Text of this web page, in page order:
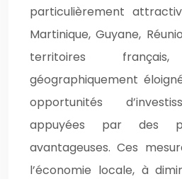
particulièrement
Martinique, Guyane,
territoires
géographiquement
opportunités
appuyées par des
avantageuses. Ces
l’économie locale, à